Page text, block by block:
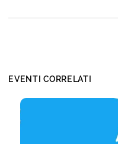
EVENTI CORRELATI